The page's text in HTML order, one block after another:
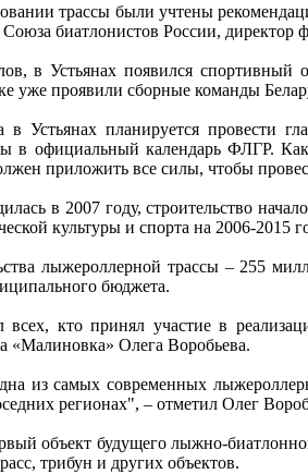
трассы были учтены
биатлонистов России, директор
в Устьянах появился спортивный
уже проявили сборные команды
в Устьянах планируется провести
в официальный календарь ФЛГР. Как
приложить все силы, чтобы
в 2007 году, строительство
культуры и спорта на 2006-2015
лыжероллерной трассы – 255
бюджета.
всех, кто принял участие в
«Малиновка» Олега Воробьева.
из самых современных
регионах", – отметил Олег
объект будущего лыжно-
трибун и других объектов.